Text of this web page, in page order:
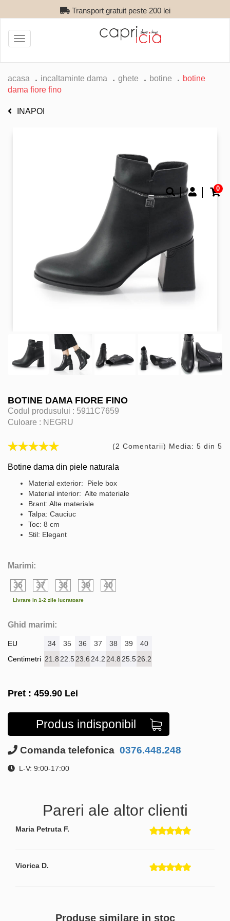
Transport gratuit peste 200 lei
0
Toggle
navigation
acasa incaltaminte dama ghete botine
botine
dama fiore fino
INAPOI
BOTINE DAMA FIORE FINO
Codul produsului : 5911C7659
Culoare : NEGRU
(2 Comentarii) Media: 5 din 5
Botine dama din piele naturala
Material exterior: Piele box
Material interior: Alte materiale
Brant: Alte materiale
Talpa: Cauciuc
Toc: 8 cm
Stil: Elegant
Marimi:
36 37 38 39 40
Livrare in 1-2 zile lucratoare
Ghid marimi:
EU
Centimetri
34 35 36 37 38 39
40
21.8 22.523.6 24.2 24.8 25.526.2
Pret : 459.90 Lei
Produs indisponibil
Comanda telefonica 0376.448.248
L-V: 9:00-17:00
Pareri ale altor clienti
Maria Petruta F.
Viorica D.
Produse similare in stoc